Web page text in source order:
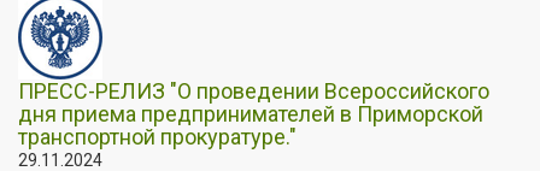
ПРЕСС-РЕЛИЗ "О проведении Всероссийского
дня приема предпринимателей в Приморской
транспортной прокуратуре."
29.11.2024